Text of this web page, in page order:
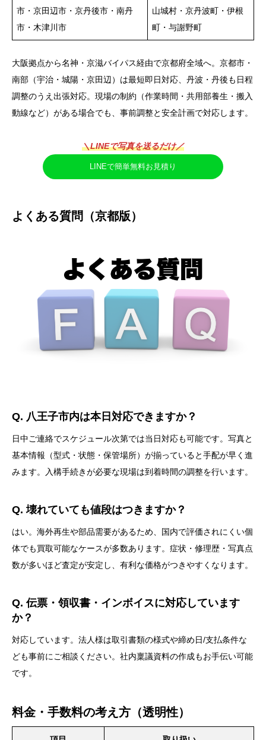
市・京田辺市・京丹後市・南丹
市・木津川市
山城村・京丹波町・伊根
町・与謝野町
大阪拠点から名神・京滋バイパス経由で京都府全域へ。京都市・
南部（宇治・城陽・京田辺）は最短即日対応、丹波・丹後も日程
調整のうえ出張対応。現場の制約（作業時間・共用部養生・搬入
動線など）がある場合でも、事前調整と安全計画で対応します。
＼LINEで写真を送るだけ／
LINEで簡単無料お見積り
よくある質問（京都版）
Q. 八王子市内は本日対応できますか？
日中ご連絡でスケジュール次第では当日対応も可能です。写真と
基本情報（型式・状態・保管場所）が揃っていると手配が早く進
みます。入構手続きが必要な現場は到着時間の調整を行います。
Q. 壊れていても値段はつきますか？
はい。海外再生や部品需要があるため、国内で評価されにくい個
体でも買取可能なケースが多数あります。症状・修理歴・写真点
数が多いほど査定が安定し、有利な価格がつきやすくなります。
Q. 伝票・領収書・インボイスに対応しています
か？
対応しています。法人様は取引書類の様式や締め日/支払条件な
ども事前にご相談ください。社内稟議資料の作成もお手伝い可能
です。
料金・手数料の考え方（透明性）